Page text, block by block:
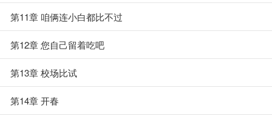
第11章 咱俩连小白都比不过
第12章 您自己留着吃吧
第13章 校场比试
第14章 开春